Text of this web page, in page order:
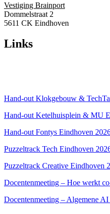
Vestiging Brainport
Dommelstraat 2
5611 CK Eindhoven
Links
Hand-out Klokgebouw &
Hand-out Ketelhuisplein & MU
Hand-out Fontys Eindhoven
Puzzeltrack Tech Eindhoven
Puzzeltrack Creative Eindhoven
Docentenmeeting – Hoe werkt
Docentenmeeting – Algemene